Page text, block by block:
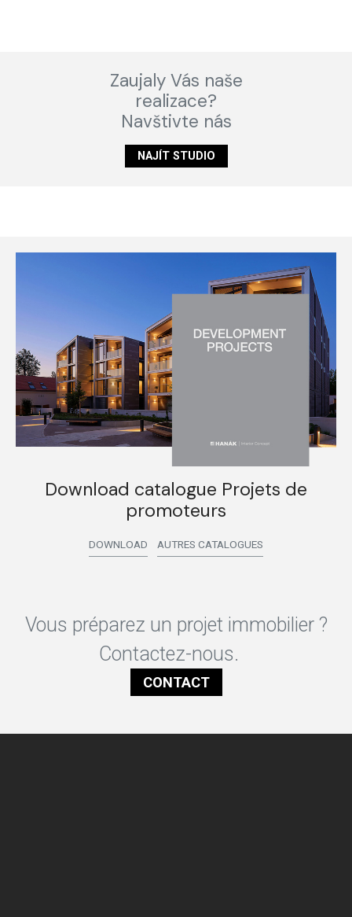
Zaujaly Vás naše
realizace?
Navštivte nás
NAJÍT STUDIO
Download catalogue Projets de
promoteurs
DOWNLOAD AUTRES CATALOGUES
Vous préparez un projet immobilier ?
Contactez-nous.
CONTACT